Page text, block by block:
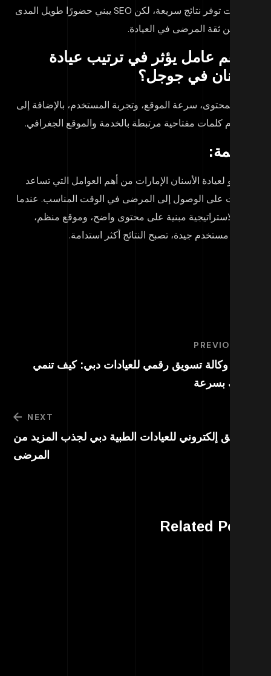
الإعلانات توفر نتائج سريعة، لكن SEO يبني حضورًا طويل المدى
من ثقة المرضى في العيادة.
أهم عامل يؤثر في ترتيب عيادة
في جوجل؟
المحتوى، سرعة الموقع، وتجربة المستخدم، بالإضافة إلى
كلمات مفتاحية مرتبطة بالخدمة والموقع الجغرافي.
سيو لعيادة الأسنان الإماراتمن أهم العوامل التي تساعد
على الوصول إلى المرضى في الوقت المناسب. عندما
الاستراتيجية مبنية على محتوى واضح، وموقع منظم،
مستخدم جيدة، تصبح النتائج أكثر استدامة.
PREVIOUS
وكالة تسويق رقمي للعيادات دبي: كيف تنمي
بسرعة
NEXT
إلكتروني للعيادات الطبية دبي لجذب المزيد من
المرضى
Related